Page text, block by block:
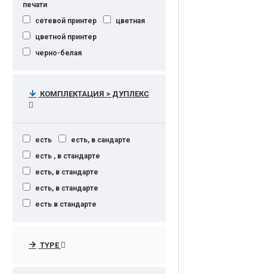
принтер/сканер/копир/факс
принтер/сканер/копир А3
принтер А3
цветной копир/принтер/сканер с
черно-белый принтер
печати
сетевой принтер
цветная
цветной принтер
черно-белая
КОМПЛЕКТАЦИЯ > ДУПЛЕКС
есть
есть, в сандарте
есть , в стандарте
есть, в стандарте
есть, в стандарте
есть в стандарте
TYPE